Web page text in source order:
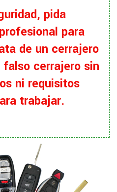
pida
para
de un cerrajero
cerrajero sin
ni requisitos
trabajar.